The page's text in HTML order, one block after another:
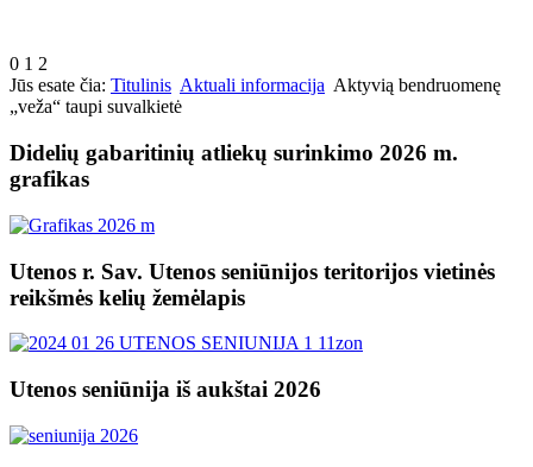
0 1 2
Jūs esate čia: Titulinis Aktuali informacija Aktyvią bendruomenę
„veža“ taupi suvalkietė
Didelių gabaritinių atliekų surinkimo 2026 m.
grafikas
Utenos r. Sav. Utenos seniūnijos teritorijos vietinės
reikšmės kelių žemėlapis
Utenos seniūnija iš aukštai 2026